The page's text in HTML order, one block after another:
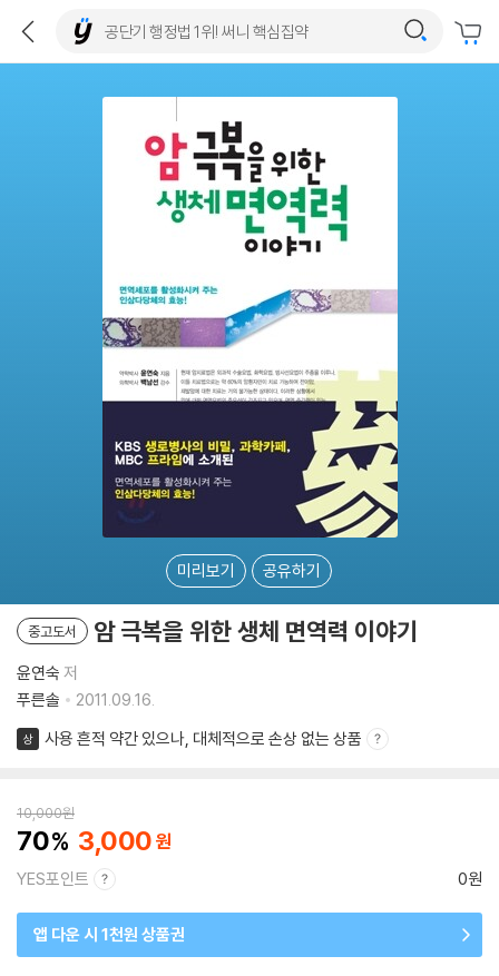
미리보기 공유하기
중고도서 암 극복을 위한 생체 면역력 이야기
윤연숙 저
푸른솔
2011.09.16.
상 사용 흔적 약간 있으나, 대체적으로 손상 없는 상품
10,000원
70 3,000
YES포인트 0원
앱 다운 시 1천원 상품권